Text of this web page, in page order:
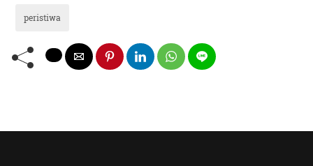
peristiwa